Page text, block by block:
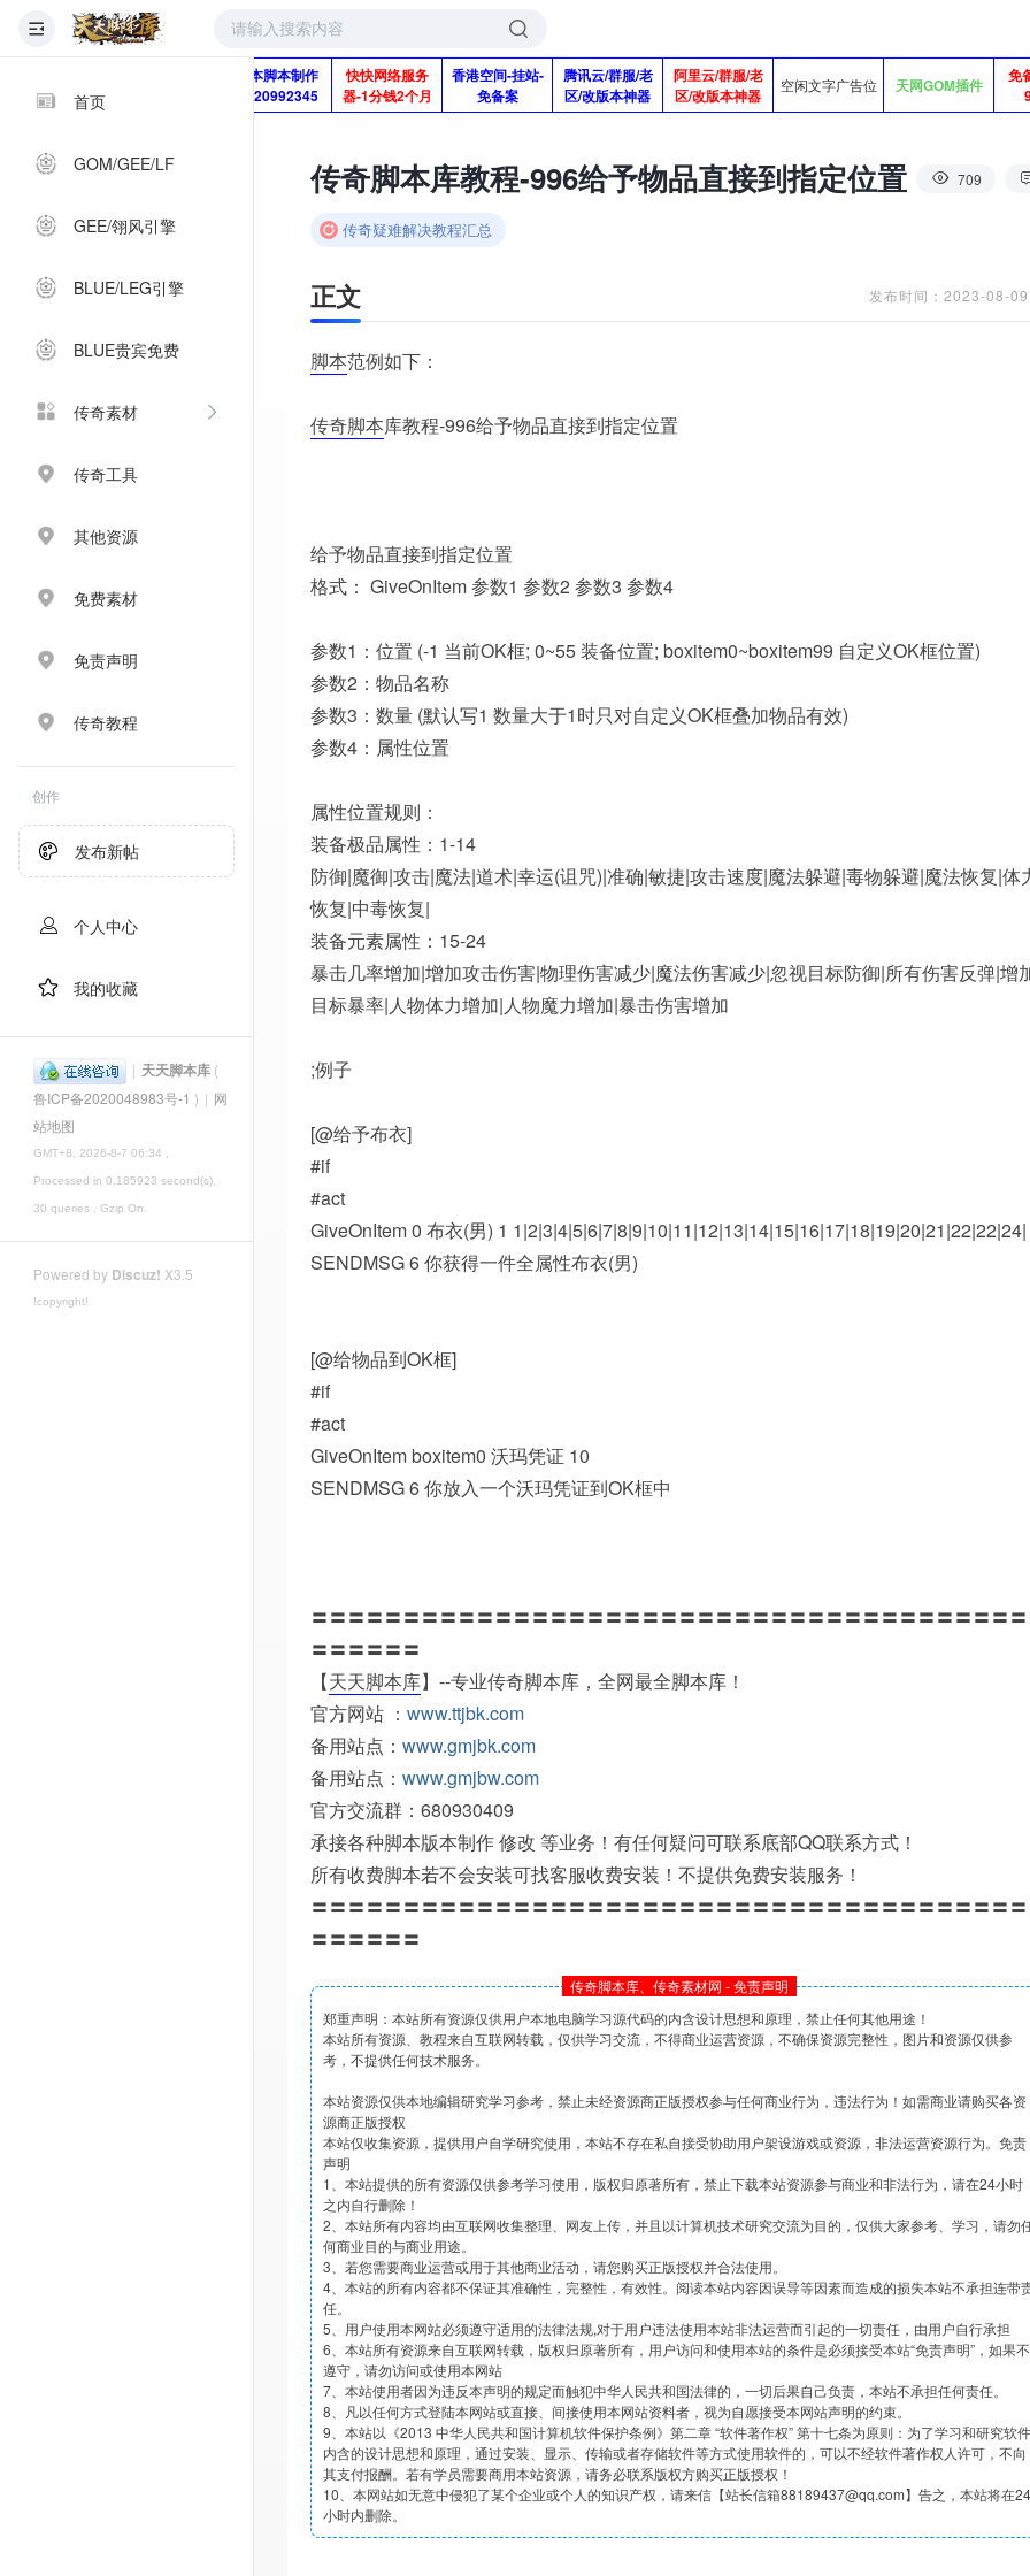
首页
GOM/GEE/LF
GEE/翎风引擎
BLUE/LEG引擎
BLUE贵宾免费
传奇素材
传奇工具
其他资源
免费素材
免责声明
传奇教程
创作
发布新帖
个人中心
我的收藏
| 天天脚本库 (
鲁ICP备2020048983号-1 ) | 网
站地图
GMT+8, 2026-8-7 06:34 ,
Processed in 0.185923 second(s),
30 queries , Gzip On.
Powered by Discuz! X3.5
!copyright!
版本脚本制作
Q920992345
快快网络服务
器-1分钱2个月
香港空间-挂站-
免备案
腾讯云/群服/老
区/改版本神器
阿里云/群服/老
区/改版本神器
空闲文字广告位 天网GOM插件
免
传奇脚本库教程-996给予物品直接到指定位置 709
传奇疑难解决教程汇总
正文 发布时间：2023-08-09
脚本范例如下：
传奇脚本库教程-996给予物品直接到指定位置
给予物品直接到指定位置
格式： GiveOnItem 参数1 参数2 参数3 参数4
参数1：位置 (-1 当前OK框; 0~55 装备位置; boxitem0~boxitem99 自定义OK框位置)
参数2：物品名称
参数3：数量 (默认写1 数量大于1时只对自定义OK框叠加物品有效)
参数4：属性位置
属性位置规则：
装备极品属性：1-14
防御|魔御|攻击|魔法|道术|幸运(诅咒)|准确|敏捷|攻击速度|魔法躲避|毒物躲避|魔法恢复|体
恢复|中毒恢复|
装备元素属性：15-24
暴击几率增加|增加攻击伤害|物理伤害减少|魔法伤害减少|忽视目标防御|所有伤害反弹|增
目标暴率|人物体力增加|人物魔力增加|暴击伤害增加
;例子
[@给予布衣]
#if
#act
GiveOnItem 0 布衣(男) 1 1|2|3|4|5|6|7|8|9|10|11|12|13|14|15|16|17|18|19|20|21|22|22|24|
SENDMSG 6 你获得一件全属性布衣(男)
[@给物品到OK框]
#if
#act
GiveOnItem boxitem0 沃玛凭证 10
SENDMSG 6 你放入一个沃玛凭证到OK框中
〓〓〓〓〓〓〓〓〓〓〓〓〓〓〓〓〓〓〓〓〓〓〓〓〓〓〓〓〓〓〓〓〓〓〓〓〓〓
〓〓〓〓〓〓
【天天脚本库】--专业传奇脚本库，全网最全脚本库！
官方网站 ： www.ttjbk.com
备用站点： www.gmjbk.com
备用站点： www.gmjbw.com
官方交流群：680930409
承接各种脚本版本制作 修改 等业务！有任何疑问可联系底部QQ联系方式！
所有收费脚本若不会安装可找客服收费安装！不提供免费安装服务！
〓〓〓〓〓〓〓〓〓〓〓〓〓〓〓〓〓〓〓〓〓〓〓〓〓〓〓〓〓〓〓〓〓〓〓〓〓〓
〓〓〓〓〓〓
传奇脚本库、传奇素材网 - 免责声明
郑重声明：本站所有资源仅供用户本地电脑学习源代码的内含设计思想和原理，禁止任何其他用途！
本站所有资源、教程来自互联网转载，仅供学习交流，不得商业运营资源，不确保资源完整性，图片和资源仅供参
考，不提供任何技术服务。
本站资源仅供本地编辑研究学习参考，禁止未经资源商正版授权参与任何商业行为，违法行为！如需商业请购买各资
源商正版授权
本站仅收集资源，提供用户自学研究使用，本站不存在私自接受协助用户架设游戏或资源，非法运营资源行为。免责
声明
1、本站提供的所有资源仅供参考学习使用，版权归原著所有，禁止下载本站资源参与商业和非法行为，请在24小时
之内自行删除！
2、本站所有内容均由互联网收集整理、网友上传，并且以计算机技术研究交流为目的，仅供大家参考、学习，请勿
何商业目的与商业用途。
3、若您需要商业运营或用于其他商业活动，请您购买正版授权并合法使用。
4、本站的所有内容都不保证其准确性，完整性，有效性。阅读本站内容因误导等因素而造成的损失本站不承担连带
任。
5、用户使用本网站必须遵守适用的法律法规,对于用户违法使用本站非法运营而引起的一切责任，由用户自行承担
6、本站所有资源来自互联网转载，版权归原著所有，用户访问和使用本站的条件是必须接受本站“免责声明”，如果不
遵守，请勿访问或使用本网站
7、本站使用者因为违反本声明的规定而触犯中华人民共和国法律的，一切后果自己负责，本站不承担任何责任。
8、凡以任何方式登陆本网站或直接、间接使用本网站资料者，视为自愿接受本网站声明的约束。
9、本站以《2013 中华人民共和国计算机软件保护条例》第二章 “软件著作权” 第十七条为原则：为了学习和研究软件
内含的设计思想和原理，通过安装、显示、传输或者存储软件等方式使用软件的，可以不经软件著作权人许可，不向
其支付报酬。若有学员需要商用本站资源，请务必联系版权方购买正版授权！
10、本网站如无意中侵犯了某个企业或个人的知识产权，请来信【站长信箱88189437@qq.com】告之，本站将在24
小时内删除。